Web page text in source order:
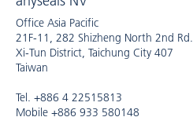
Office Asia Pacific
21F-11, 282 Shizheng North 2nd Rd.
Xi-Tun District, Taichung City 407
Taiwan
Tel. +886 4 22515813
Mobile +886 933 580148